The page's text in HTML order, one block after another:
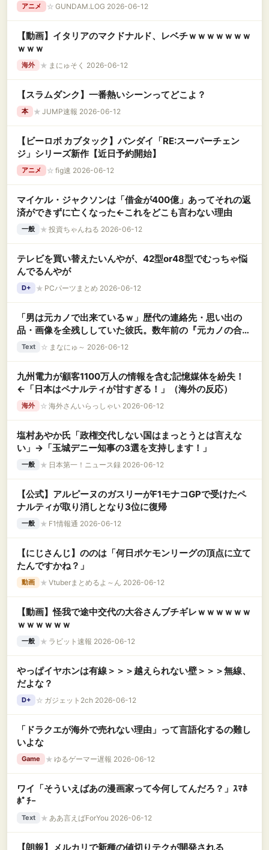
アニメ ☆ GUNDAM.LOG 2026-06-12
【動画】イタリアのマクドナルド、レベチｗｗｗｗｗｗｗ
ｗｗｗ
海外 ★ まにゅそく 2026-06-12
【スラムダンク】一番熱いシーンってどこよ？
本 ★ JUMP速報 2026-06-12
【ビーロボ カブタック】バンダイ「RE:スーパーチェン
ジ」シリーズ新作【近日予約開始】
アニメ ☆ fig速 2026-06-12
マイケル・ジャクソンは「借金が400億」あってそれの返
済ができずに亡くなった←これをどこも言わない理由
一般 ★ 投資ちゃんねる 2026-06-12
テレビを買い替えたいんやが、42型or48型でむっちゃ悩
んでるんやが
D+ ★ PCパーツまとめ 2026-06-12
「男は元カノで出来ているｗ」歴代の連絡先・思い出の
品・画像を全残ししていた彼氏。数年前の『元カノの合
鍵』を大切に保管していたド変態男が、元カノのSNSを見
Text ☆ まなにゅ～ 2026-06-12
九州電力が顧客1100万人の情報を含む記憶媒体を紛失！
←「日本はペナルティが甘すぎる！」（海外の反応）
海外 ☆ 海外さんいらっしゃい 2026-06-12
塩村あやか氏「政権交代しない国はまっとうとは言えな
い」→「玉城デニー知事の3選を支持します！」
一般 ★ 日本第一！ニュース録 2026-06-12
【公式】アルピーヌのガスリーがF1モナコGPで受けたペ
ナルティが取り消しとなり3位に復帰
一般 ★ F1情報通 2026-06-12
【にじさんじ】ののは「何日ポケモンリーグの頂点に立て
たんですかね？」
動画 ★ Vtuberまとめるよ～ん 2026-06-12
【動画】怪我で途中交代の大谷さんブチギレｗｗｗｗｗｗ
ｗｗｗｗｗｗ
一般 ★ ラビット速報 2026-06-12
やっぱイヤホンは有線＞＞＞越えられない壁＞＞＞無線、
だよな？
D+ ☆ ガジェット2ch 2026-06-12
「ドラクエが海外で売れない理由」って言語化するの難し
いよな
Game ★ ゆるゲーマー遅報 2026-06-12
ワイ「そういえばあの漫画家って今何してんだろ？」ｽﾏﾎ
ﾎﾟﾁｰ
Text ★ ああ言えばForYou 2026-06-12
【朗報】メルカリで新種の値切りテクが開発される